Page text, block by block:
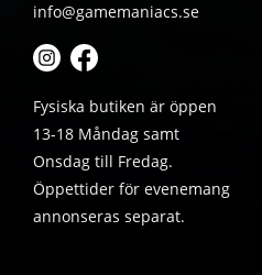
info@gamemaniacs.se
Fysiska butiken är öppen
13-18 Måndag samt
Onsdag till Fredag.
Öppettider för evenemang
annonseras separat.